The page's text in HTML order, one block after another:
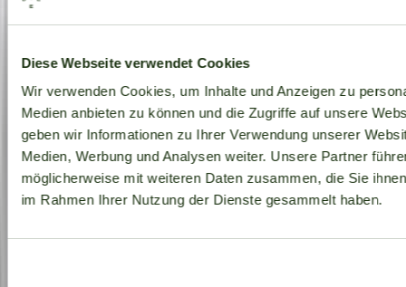
Diese Webseite verwendet Cookies
Wir verwenden Cookies, um Inhalte und Anzeigen zu
Medien anbieten zu können und die Zugriffe auf unsere
geben wir Informationen zu Ihrer Verwendung unserer
Medien, Werbung und Analysen weiter. Unsere Partner
möglicherweise mit weiteren Daten zusammen, die Sie
im Rahmen Ihrer Nutzung der Dienste gesammelt haben.
Alle Marken